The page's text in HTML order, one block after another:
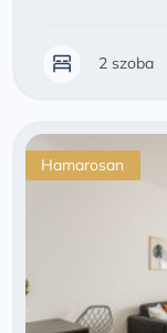
2 szoba
Hamarosan